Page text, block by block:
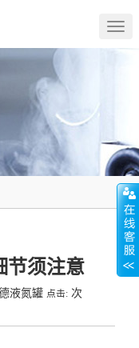
节须注意
液氮罐 点击: 次